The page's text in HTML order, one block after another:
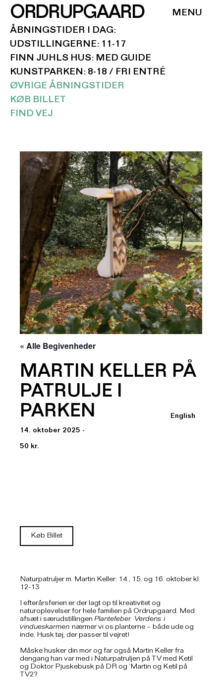
ORDRUPGAARD
ÅBNINGSTIDER I DAG:
UDSTILLINGERNE: 11-17
FINN JUHLS HUS: MED GUIDE
KUNSTPARKEN: 8-18 / FRI ENTRÉ
ØVRIGE ÅBNINGSTIDER
KØB BILLET
FIND VEJ
English
« Alle Begivenheder
MARTIN KELLER PÅ
PATRULJE I
PARKEN
14. oktober 2025 -
50 kr.
Køb Billet
Naturpatruljer m. Martin Keller: 14., 15. og 16. oktober kl.
12-13
I efterårsferien er der lagt op til kreativitet og
naturoplevelser for hele familien på Ordrupgaard. Med
afsæt i særudstillingen Plantefeber. Verdens i
vindueskarmen nærmer vi os planterne – både ude og
inde. Husk tøj, der passer til vejret!
Måske husker din mor og far også Martin Keller fra
dengang han var med i Naturpatruljen på TV med Ketil
og Doktor Pjuskebusk på DR og ‘Martin og Ketil på
TV2?